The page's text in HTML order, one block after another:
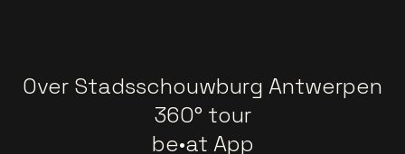
Over Stadsschouwburg Antwerpen
360° tour
be•at App